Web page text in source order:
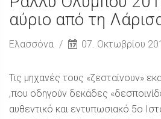
αύριο από τη
Ελασσόνα 07. Οκτωβρίου
Τις μηχανές τους «ζεσταίνουν»
,που οδηγούν δεκάδες
αυθεντικό και εντυπωσιακό 5ο